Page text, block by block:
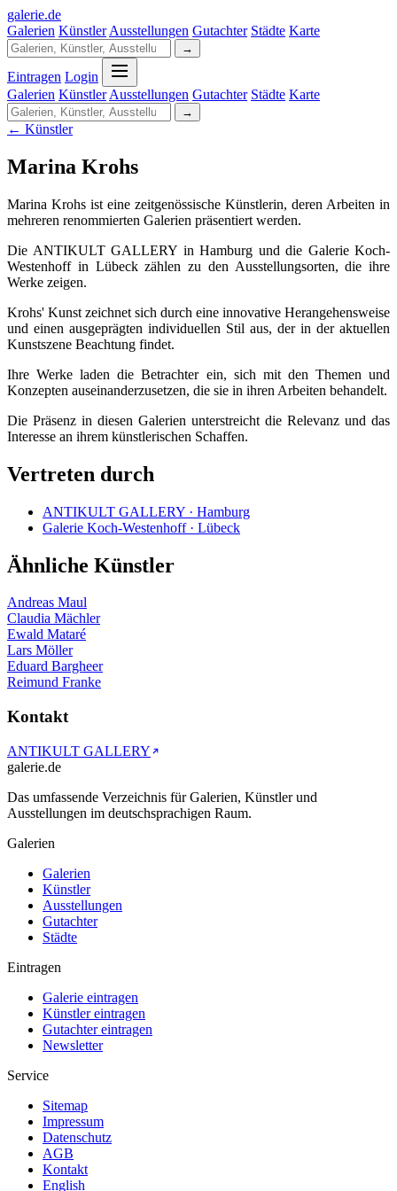
galerie.de
Galerien Künstler Ausstellungen Gutachter Städte Karte
→
Eintragen Login
Galerien Künstler Ausstellungen Gutachter Städte Karte
→
← Künstler
Marina Krohs
Marina Krohs ist eine zeitgenössische Künstlerin, deren Arbeiten in
mehreren renommierten Galerien präsentiert werden.
Die ANTIKULT GALLERY in Hamburg und die Galerie Koch-
Westenhoff in Lübeck zählen zu den Ausstellungsorten, die ihre
Werke zeigen.
Krohs' Kunst zeichnet sich durch eine innovative Herangehensweise
und einen ausgeprägten individuellen Stil aus, der in der aktuellen
Kunstszene Beachtung findet.
Ihre Werke laden die Betrachter ein, sich mit den Themen und
Konzepten auseinanderzusetzen, die sie in ihren Arbeiten behandelt.
Die Präsenz in diesen Galerien unterstreicht die Relevanz und das
Interesse an ihrem künstlerischen Schaffen.
Vertreten durch
ANTIKULT GALLERY · Hamburg
Galerie Koch-Westenhoff · Lübeck
Ähnliche Künstler
Andreas Maul
Claudia Mächler
Ewald Mataré
Lars Möller
Eduard Bargheer
Reimund Franke
Kontakt
ANTIKULT GALLERY
galerie.de
Das umfassende Verzeichnis für Galerien, Künstler und
Ausstellungen im deutschsprachigen Raum.
Galerien
Galerien
Künstler
Ausstellungen
Gutachter
Städte
Eintragen
Galerie eintragen
Künstler eintragen
Gutachter eintragen
Newsletter
Service
Sitemap
Impressum
Datenschutz
AGB
Kontakt
English